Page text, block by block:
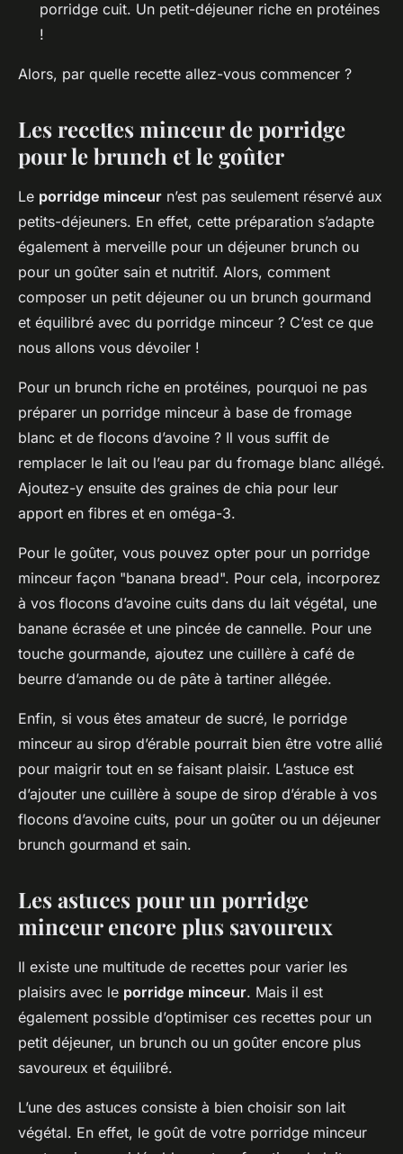
porridge cuit. Un petit-déjeuner riche en protéines
!
Alors, par quelle recette allez-vous commencer ?
Les recettes minceur de porridge
pour le brunch et le goûter
Le porridge minceur n’est pas seulement réservé aux
petits-déjeuners. En effet, cette préparation s’adapte
également à merveille pour un déjeuner brunch ou
pour un goûter sain et nutritif. Alors, comment
composer un petit déjeuner ou un brunch gourmand
et équilibré avec du porridge minceur ? C’est ce que
nous allons vous dévoiler !
Pour un brunch riche en protéines, pourquoi ne pas
préparer un porridge minceur à base de fromage
blanc et de flocons d’avoine ? Il vous suffit de
remplacer le lait ou l’eau par du fromage blanc allégé.
Ajoutez-y ensuite des graines de chia pour leur
apport en fibres et en oméga-3.
Pour le goûter, vous pouvez opter pour un porridge
minceur façon "banana bread". Pour cela, incorporez
à vos flocons d’avoine cuits dans du lait végétal, une
banane écrasée et une pincée de cannelle. Pour une
touche gourmande, ajoutez une cuillère à café de
beurre d’amande ou de pâte à tartiner allégée.
Enfin, si vous êtes amateur de sucré, le porridge
minceur au sirop d’érable pourrait bien être votre allié
pour maigrir tout en se faisant plaisir. L’astuce est
d’ajouter une cuillère à soupe de sirop d’érable à vos
flocons d’avoine cuits, pour un goûter ou un déjeuner
brunch gourmand et sain.
Les astuces pour un porridge
minceur encore plus savoureux
Il existe une multitude de recettes pour varier les
plaisirs avec le porridge minceur. Mais il est
également possible d’optimiser ces recettes pour un
petit déjeuner, un brunch ou un goûter encore plus
savoureux et équilibré.
L’une des astuces consiste à bien choisir son lait
végétal. En effet, le goût de votre porridge minceur